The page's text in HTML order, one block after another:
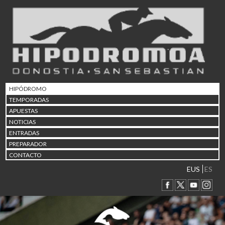
HIPÓDROMO
TEMPORADAS
APUESTAS
NOTICIAS
ENTRADAS
PREPARADOR
CONTACTO
EUS ES
02/08 17:30 Abuztuaren 2a / 2 de
Abuztuaren 9a / 9 de
12/08 12:24 Abuztaren 12a / 12 de
15/08 17:05 Abuztuaren 15a / 15 de
23/08 17:30 Abuztuaren 23a / 23 de
30/08 17:30 Abuztuaren 30a / 30 de
02/09 11:15
06/09 17:30 Irailaren 6a / 6 de
Irailaren 13a / 13 de
30/09 11:30 Irailaren 30a / 30 de